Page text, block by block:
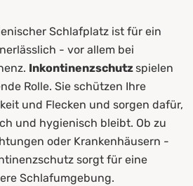
Schlafplatz ist für ein
- vor allem bei
Inkontinenzschutzspielen
Rolle. Sie schützen Ihre
und Flecken und sorgen dafür,
und hygienisch bleibt. Ob zu
oder Krankenhäusern -
sorgt für eine
Schlafumgebung.